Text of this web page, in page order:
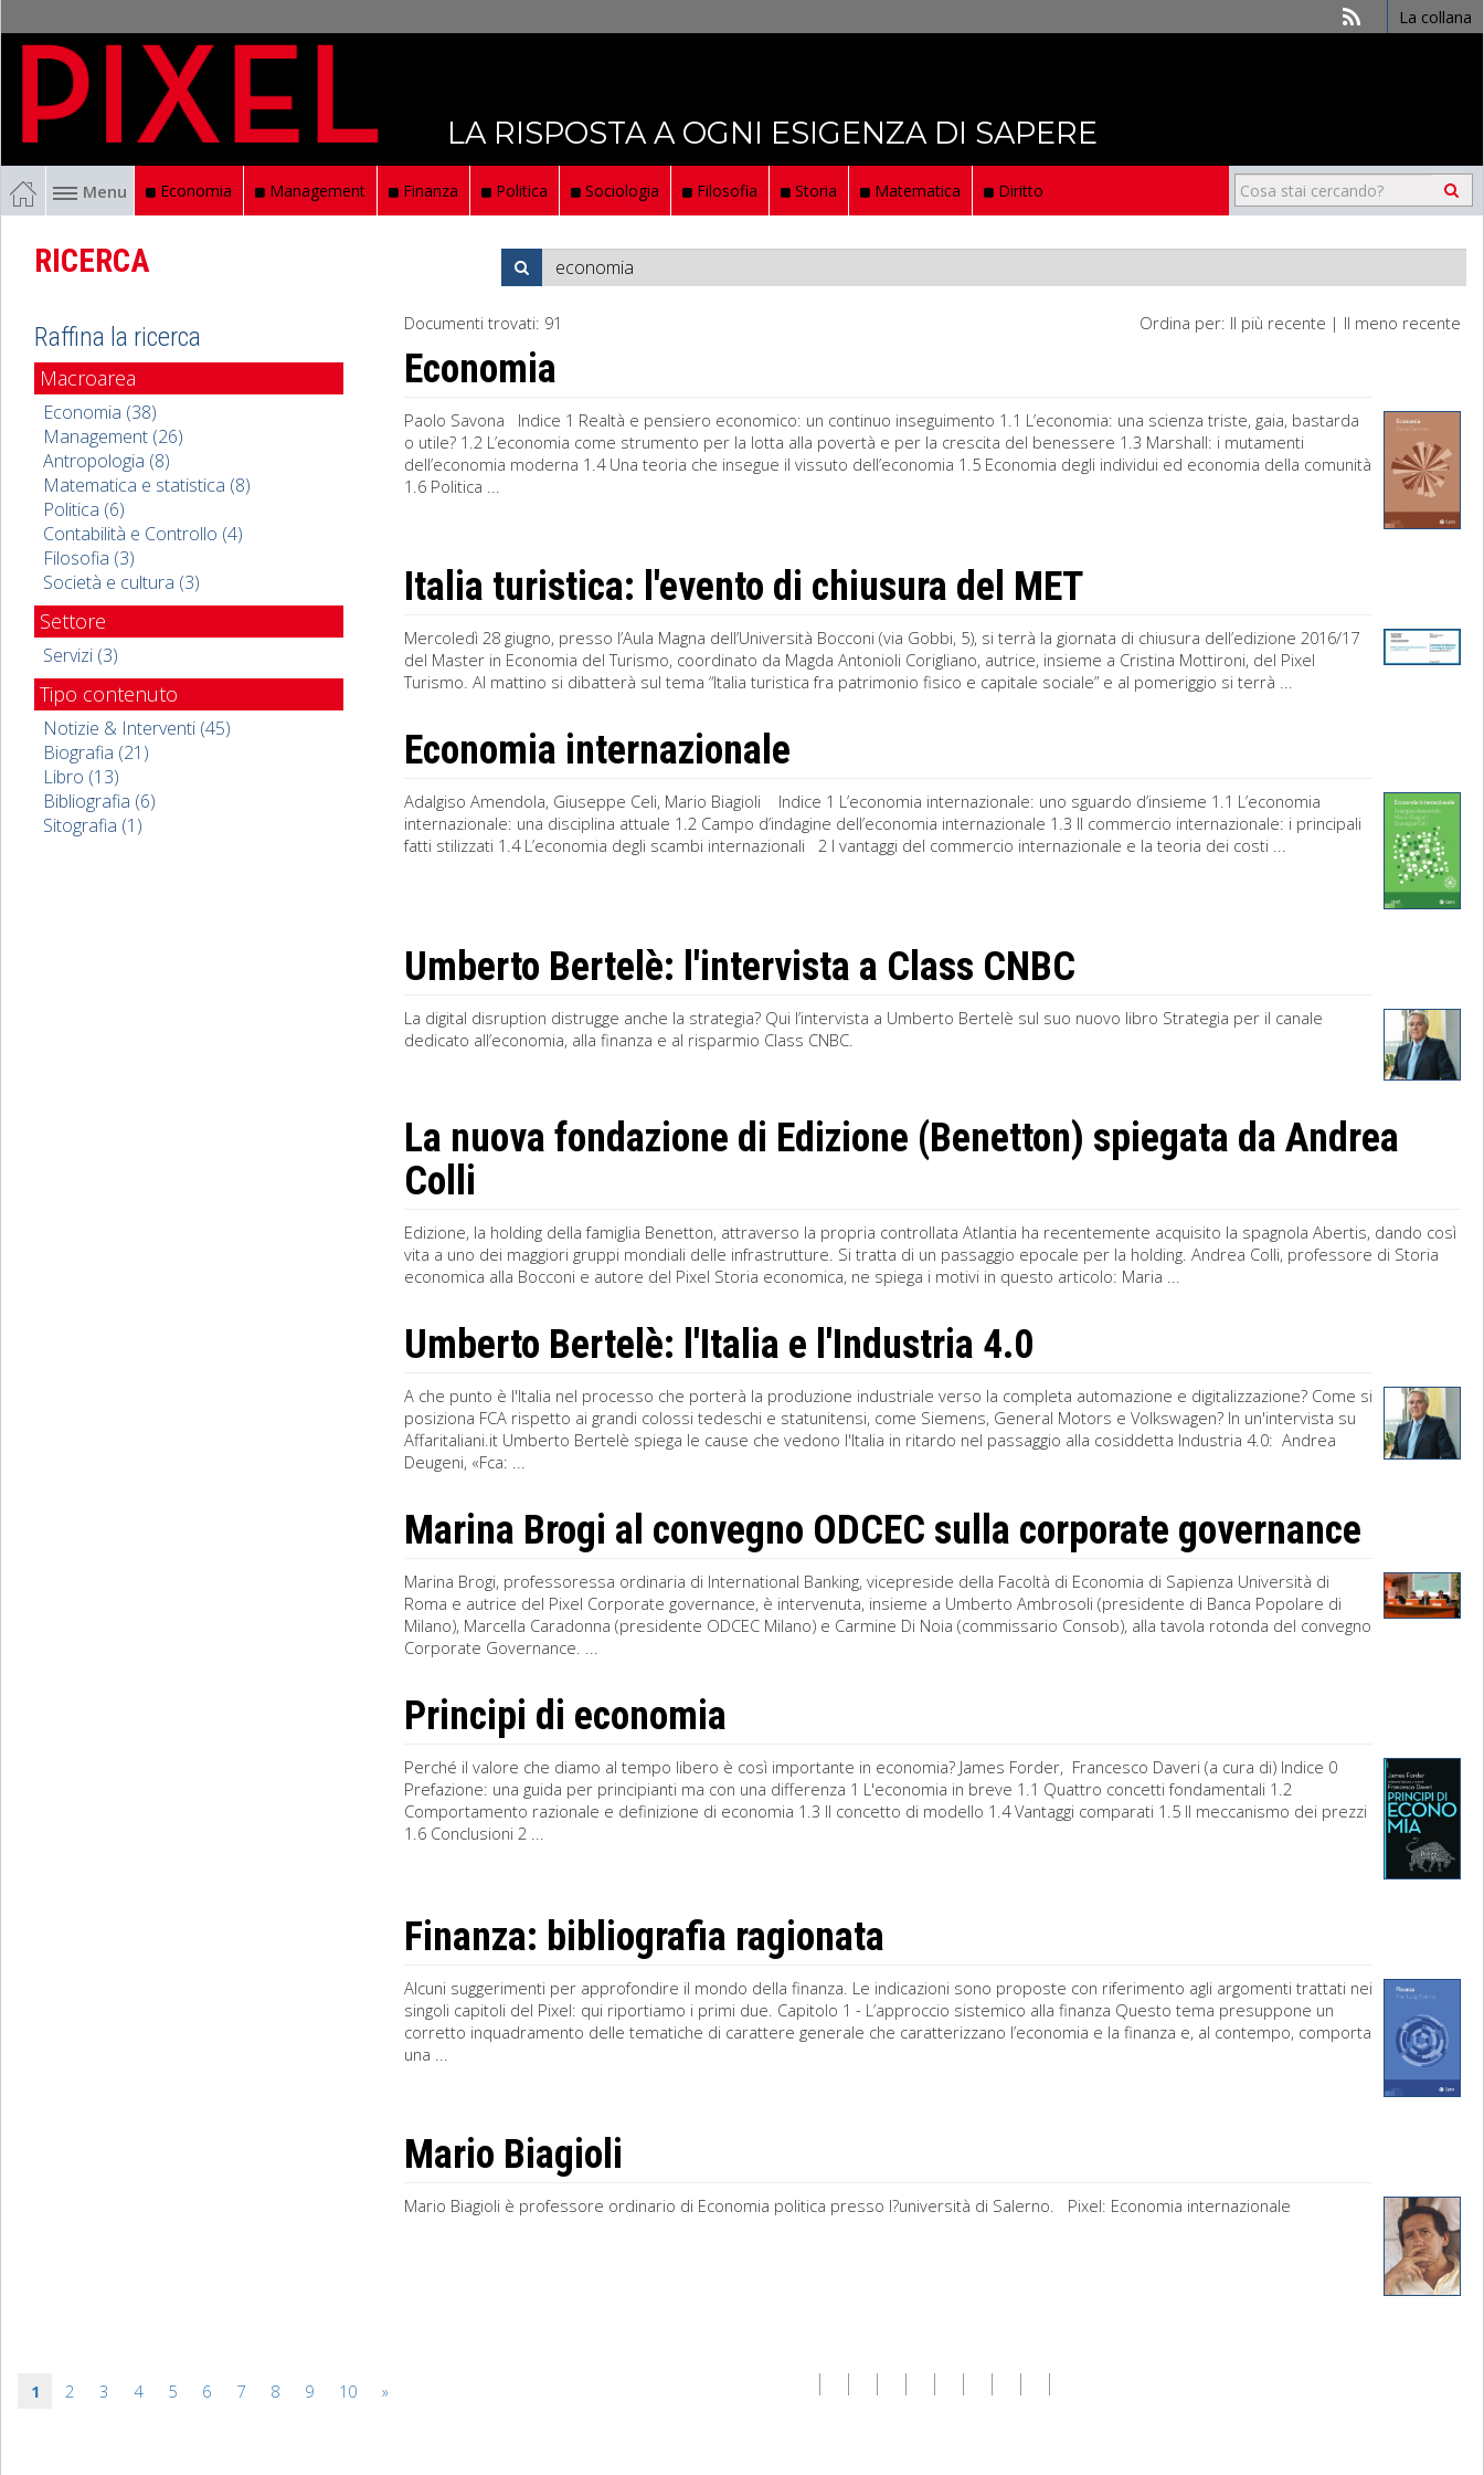
La collana
LA RISPOSTA A OGNI ESIGENZA DI SAPERE
Menu Economia Management Finanza Politica Sociologia Filosofia Storia Matematica Diritto
RICERCA
Ordina per: Il più recente | Il meno recente
Documenti trovati: 91
Economia
Paolo Savona Indice 1 Realtà e pensiero economico: un continuo inseguimento 1.1 L’economia: una scienza triste, gaia, bastarda
o utile? 1.2 L’economia come strumento per la lotta alla povertà e per la crescita del benessere 1.3 Marshall: i mutamenti
dell’economia moderna 1.4 Una teoria che insegue il vissuto dell’economia 1.5 Economia degli individui ed economia della comunità
1.6 Politica ...
Italia turistica: l'evento di chiusura del MET
Mercoledì 28 giugno, presso l’Aula Magna dell’Università Bocconi (via Gobbi, 5), si terrà la giornata di chiusura dell’edizione 2016/17
del Master in Economia del Turismo, coordinato da Magda Antonioli Corigliano, autrice, insieme a Cristina Mottironi, del Pixel
Turismo. Al mattino si dibatterà sul tema “Italia turistica fra patrimonio fisico e capitale sociale” e al pomeriggio si terrà ...
Economia internazionale
Adalgiso Amendola, Giuseppe Celi, Mario Biagioli Indice 1 L’economia internazionale: uno sguardo d’insieme 1.1 L’economia
internazionale: una disciplina attuale 1.2 Campo d’indagine dell’economia internazionale 1.3 Il commercio internazionale: i principali
fatti stilizzati 1.4 L’economia degli scambi internazionali 2 I vantaggi del commercio internazionale e la teoria dei costi ...
Umberto Bertelè: l'intervista a Class CNBC
La digital disruption distrugge anche la strategia? Qui l’intervista a Umberto Bertelè sul suo nuovo libro Strategia per il canale
dedicato all’economia, alla finanza e al risparmio Class CNBC.
La nuova fondazione di Edizione (Benetton) spiegata da Andrea
Colli
Edizione, la holding della famiglia Benetton, attraverso la propria controllata Atlantia ha recentemente acquisito la spagnola Abertis, dando così
vita a uno dei maggiori gruppi mondiali delle infrastrutture. Si tratta di un passaggio epocale per la holding. Andrea Colli, professore di Storia
economica alla Bocconi e autore del Pixel Storia economica, ne spiega i motivi in questo articolo: Maria ...
Umberto Bertelè: l'Italia e l'Industria 4.0
A che punto è l'Italia nel processo che porterà la produzione industriale verso la completa automazione e digitalizzazione? Come si
posiziona FCA rispetto ai grandi colossi tedeschi e statunitensi, come Siemens, General Motors e Volkswagen? In un'intervista su
Affaritaliani.it Umberto Bertelè spiega le cause che vedono l'Italia in ritardo nel passaggio alla cosiddetta Industria 4.0: Andrea
Deugeni, «Fca: ...
Marina Brogi al convegno ODCEC sulla corporate governance
Marina Brogi, professoressa ordinaria di International Banking, vicepreside della Facoltà di Economia di Sapienza Università di
Roma e autrice del Pixel Corporate governance, è intervenuta, insieme a Umberto Ambrosoli (presidente di Banca Popolare di
Milano), Marcella Caradonna (presidente ODCEC Milano) e Carmine Di Noia (commissario Consob), alla tavola rotonda del convegno
Corporate Governance. ...
Principi di economia
Perché il valore che diamo al tempo libero è così importante in economia? James Forder, Francesco Daveri (a cura di) Indice 0
Prefazione: una guida per principianti ma con una differenza 1 L'economia in breve 1.1 Quattro concetti fondamentali 1.2
Comportamento razionale e definizione di economia 1.3 Il concetto di modello 1.4 Vantaggi comparati 1.5 Il meccanismo dei prezzi
1.6 Conclusioni 2 ...
Finanza: bibliografia ragionata
Alcuni suggerimenti per approfondire il mondo della finanza. Le indicazioni sono proposte con riferimento agli argomenti trattati nei
singoli capitoli del Pixel: qui riportiamo i primi due. Capitolo 1 - L’approccio sistemico alla finanza Questo tema presuppone un
corretto inquadramento delle tematiche di carattere generale che caratterizzano l’economia e la finanza e, al contempo, comporta
una ...
Mario Biagioli
Mario Biagioli è professore ordinario di Economia politica presso l?università di Salerno. Pixel: Economia internazionale
Raffina la ricerca
Macroarea
Economia (38)
Management (26)
Antropologia (8)
Matematica e statistica (8)
Politica (6)
Contabilità e Controllo (4)
Filosofia (3)
Società e cultura (3)
Settore
Servizi (3)
Tipo contenuto
Notizie & Interventi (45)
Biografia (21)
Libro (13)
Bibliografia (6)
Sitografia (1)
1 2 3 4 5 6 7 8 9 10 »